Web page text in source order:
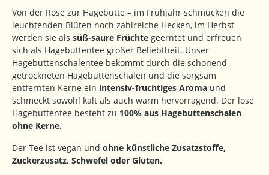
Von der Rose zur Hagebutte – im Frühjahr schmücken die
leuchtenden Blüten noch zahlreiche Hecken, im Herbst
werden sie als süß-saure Früchte geerntet und erfreuen
sich als Hagebuttentee großer Beliebtheit. Unser
Hagebuttenschalentee bekommt durch die schonend
getrockneten Hagebuttenschalen und die sorgsam
entfernten Kerne ein intensiv-fruchtiges Aroma und
schmeckt sowohl kalt als auch warm hervorragend. Der lose
Hagebuttentee besteht zu 100% aus Hagebuttenschalen
ohne Kerne.
Der Tee ist vegan und ohne künstliche Zusatzstoffe,
Zuckerzusatz, Schwefel oder Gluten.